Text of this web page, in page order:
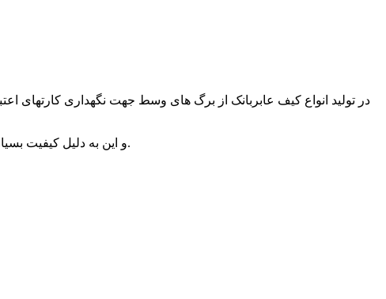
در تولید انواع کیف عابربانک از برگ های وسط جهت نگهداری کارتهای
و این به دلیل کیفیت بسیار پایین متریال مورد استفاده میباشد، تولیدی های معتبر با استفاده از برگ وسط کامپیوتری ضخیم دوام و کیفیت بالایی را ارائه میدهند.